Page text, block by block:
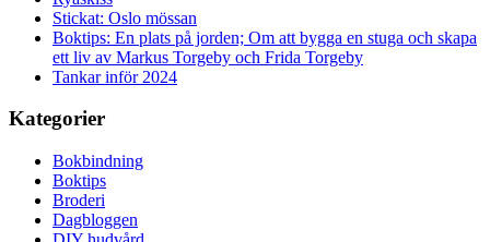
Stickat: Oslo mössan
Boktips: En plats på jorden; Om att bygga en stuga och skapa
ett liv av Markus Torgeby och Frida Torgeby
Tankar inför 2024
Kategorier
Bokbindning
Boktips
Broderi
Dagbloggen